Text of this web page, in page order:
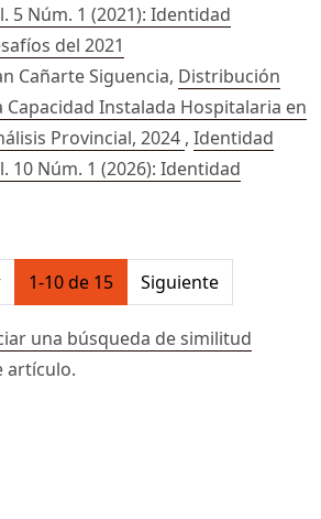
5 Núm. 1 (2021): Identidad
del 2021
Cañarte Siguencia, Distribución
Instalada Hospitalaria en
Provincial, 2024 , Identidad
10 Núm. 1 (2026): Identidad
1-10 de 15 Siguiente
una búsqueda de similitud
artículo.